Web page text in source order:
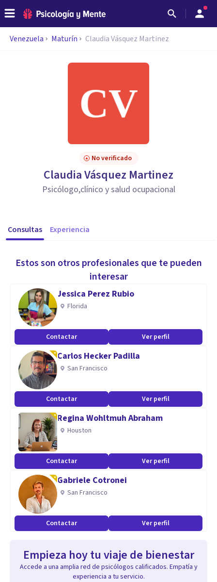
Venezuela Maturín Claudia Vásquez Martinez
No verificado
Claudia Vásquez Martinez
Psicólogo,clínico y salud ocupacional
Consultas Experiencia
Estos son otros profesionales que te pueden
interesar
Jessica Perez Rubio
Florida
Contactar Ver perfil
Carlos Hecker Padilla
San Francisco
Contactar Ver perfil
Regina Wohltmuh Abraham
Houston
Contactar Ver perfil
Gabriele Cotronei
San Francisco
Contactar Ver perfil
Empieza hoy tu viaje de bienestar
Accede a una amplia red de psicólogos calificados. Empatía y
experiencia a tu servicio.